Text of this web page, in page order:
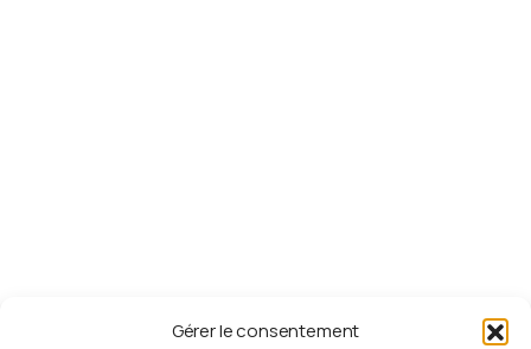
Gérer le consentement